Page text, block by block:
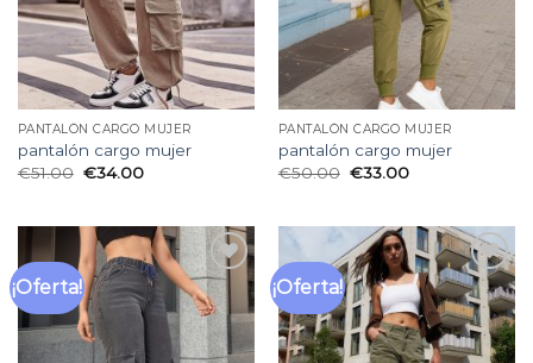
PANTALÓN CARGO MUJER
pantalón cargo mujer
€51.00 €34.00
PANTALÓN CARGO MUJER
pantalón cargo mujer
€50.00 €33.00
¡Oferta!
Añadir
a la
lista
deseos
¡Oferta!
Añadir
a la
lista
de
deseos